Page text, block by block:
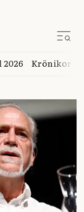
2026 Krönikor